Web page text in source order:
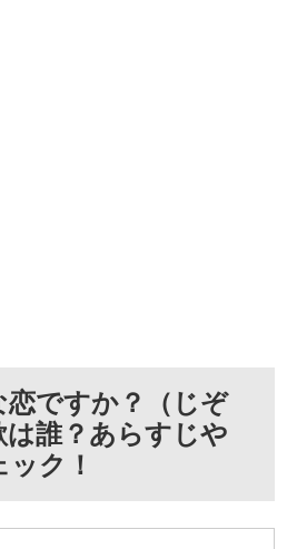
恋ですか？（じぞ
は誰？あらすじや
ク！